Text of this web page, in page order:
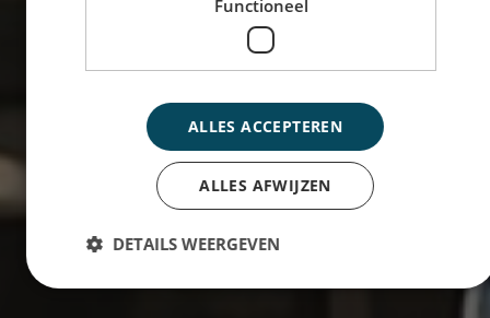
Functioneel
ALLES ACCEPTEREN
ALLES AFWIJZEN
DETAILS WEERGEVEN